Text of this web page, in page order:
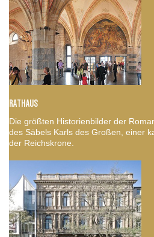
RATHAUS
Die größten Historienbilder der
des Säbels Karls des Großen, einer
der Reichskrone.